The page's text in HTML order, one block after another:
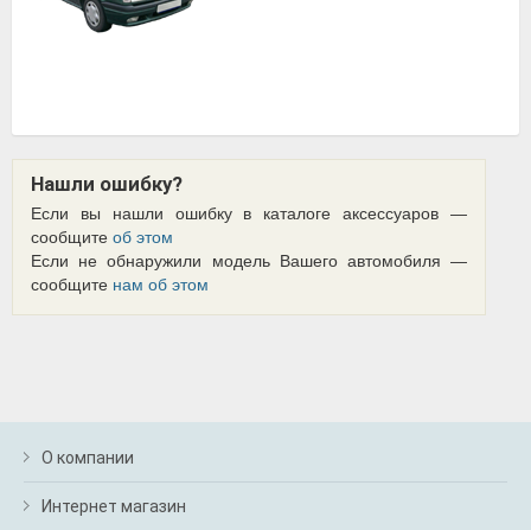
Нашли ошибку?
Если вы нашли ошибку в каталоге аксессуаров —
сообщите об этом
Если не обнаружили модель Вашего автомобиля —
сообщите нам об этом
О компании
Интернет магазин